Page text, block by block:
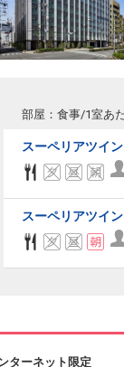
部屋：食事/1室あ
スーペリアツイ
スーペリアツイ
ターネット限定